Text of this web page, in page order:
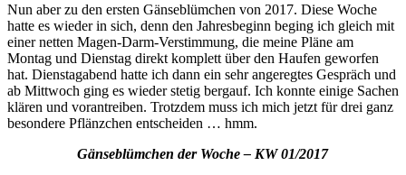
Nun aber zu den ersten Gänseblümchen von 2017. Diese Woche
hatte es wieder in sich, denn den Jahresbeginn beging ich gleich mit
einer netten Magen-Darm-Verstimmung, die meine Pläne am
Montag und Dienstag direkt komplett über den Haufen geworfen
hat. Dienstagabend hatte ich dann ein sehr angeregtes Gespräch und
ab Mittwoch ging es wieder stetig bergauf. Ich konnte einige Sachen
klären und vorantreiben. Trotzdem muss ich mich jetzt für drei ganz
besondere Pflänzchen entscheiden … hmm.
Gänseblümchen der Woche – KW 01/2017